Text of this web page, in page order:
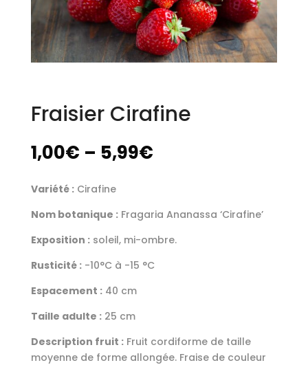
Fraisier Cirafine
1,00€ – 5,99€
Variété :Cirafine
Nom botanique :Fragaria Ananassa ‘Cirafine’
Exposition :soleil, mi-ombre.
Rusticité :-10°C à -15 °C
Espacement :40 cm
Taille adulte :25 cm
Description fruit :Fruit cordiforme de taille
moyenne de forme allongée. Fraise de couleur